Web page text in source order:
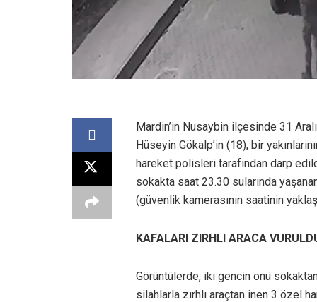
Mardin’in Nusaybin ilçesinde 31
Hüseyin Gökalp’in (18), bir
hareket polisleri tarafından darp
sokakta saat 23.30 sularında
(güvenlik kamerasının saatinin
KAFALARI ZIRHLI ARACA
Görüntülerde, iki gencin önü
silahlarla zırhlı araçtan inen 3 özel